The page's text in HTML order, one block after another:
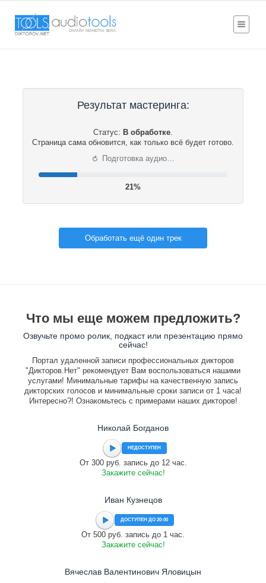
Результат мастеринга:
Статус: В обработке.
Страница сама обновится, как только всё будет готово.
⟳ Подготовка аудио…
21%
Обработать ещё один трек
Что мы еще можем предложить?
Озвучьте промо ролик, подкаст или презентацию прямо
сейчас!
Портал удаленной записи профессиональных дикторов
"Дикторов.Нет" рекомендует Вам воспользоваться нашими
услугами! Минимальные тарифы на качественную запись
дикторских голосов и минимальные сроки записи от 1 часа!
Интересно?! Ознакомьтесь с примерами наших дикторов!
Николай Богданов
НЕДОСТУПЕН
От 300 руб. запись до 12 час.
Закажите сейчас!
Иван Кузнецов
ДОСТУПЕН ДО 20:00
От 500 руб. запись до 1 час.
Закажите сейчас!
Вячеслав Валентинович Яловицын